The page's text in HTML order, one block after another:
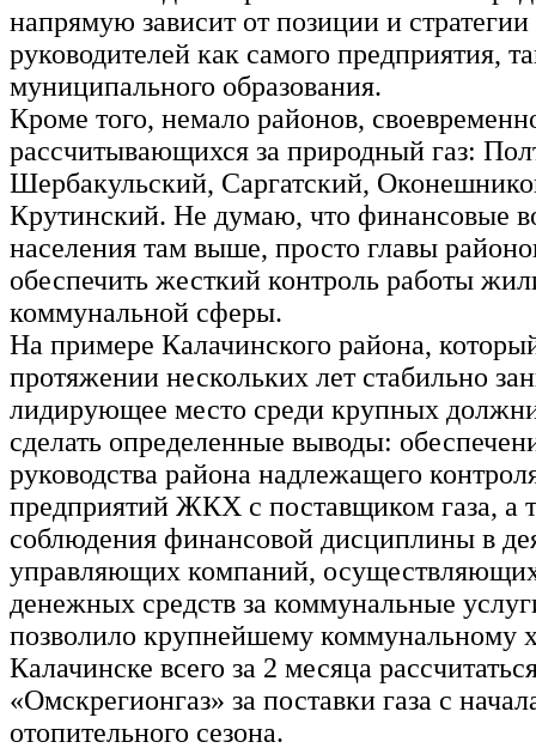
напрямую зависит от позиции и
руководителей как самого предприятия,
муниципального образования.
Кроме того, немало районов,
рассчитывающихся за природный газ:
Шербакульский, Саргатский,
Крутинский. Не думаю, что финансовые
населения там выше, просто главы
обеспечить жесткий контроль работы
коммунальной сферы.
На примере Калачинского района,
протяжении нескольких лет стабильно
лидирующее место среди крупных
сделать определенные выводы:
руководства района надлежащего
предприятий ЖКХ с поставщиком газа, а
соблюдения финансовой дисциплины в
управляющих компаний,
денежных средств за коммунальные
позволило крупнейшему коммунальному
Калачинске всего за 2 месяца
«Омскрегионгаз» за поставки газа с
отопительного сезона.